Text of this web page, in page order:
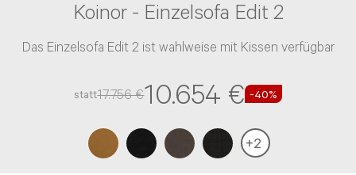
Koinor - Einzelsofa Edit 2
Das Einzelsofa Edit 2 ist wahlweise mit Kissen verfügbar
statt17.756 €10.654 € -40%
+2